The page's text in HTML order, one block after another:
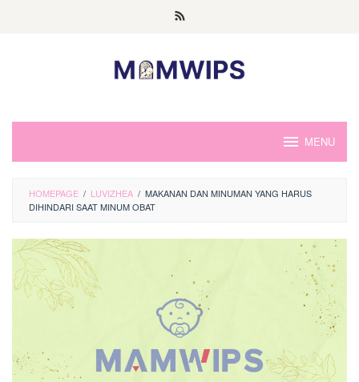
MENU
HOMEPAGE / LUVIZHEA / MAKANAN DAN MINUMAN YANG HARUS
DIHINDARI SAAT MINUM OBAT